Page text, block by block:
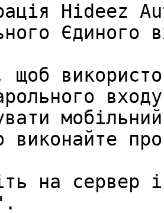
Hideez
Єдиного
щоб
виконайте
на сервер